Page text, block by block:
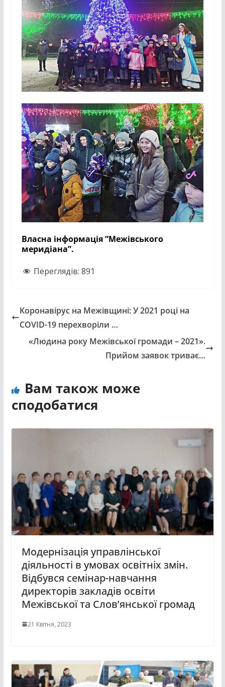
Власна інформація “Межівського
меридіана”.
Переглядів: 891
Коронавірус на Межівщині: У 2021 році на
COVID-19 перехворіли …
«Людина року Межівської громади – 2021».
Прийом заявок триває…
Вам також може
сподобатися
Модернізація управлінської
діяльності в умовах освітніх змін.
Відбувся семінар-навчання
директорів закладів освіти
Межівської та Слов’янської громад
21 Квітня, 2023